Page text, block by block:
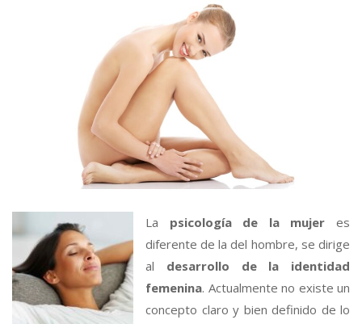
La psicología de la mujer es
diferente de la del hombre, se dirige
al desarrollo de la identidad
femenina. Actualmente no existe un
concepto claro y bien definido de lo